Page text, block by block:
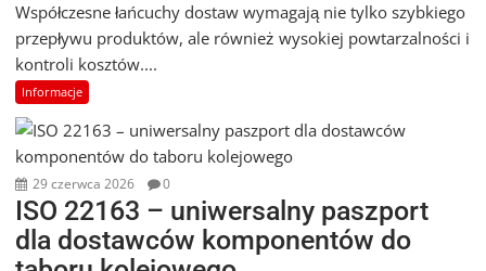
Współczesne łańcuchy dostaw wymagają nie tylko szybkiego
przepływu produktów, ale również wysokiej powtarzalności i
kontroli kosztów....
Informacje
29 czerwca 2026 0
ISO 22163 – uniwersalny paszport
dla dostawców komponentów do